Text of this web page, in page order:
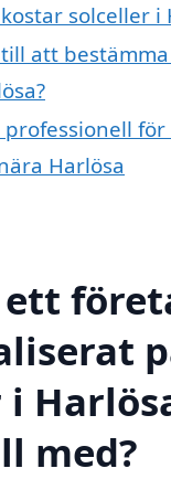
solceller i
att
professionell
Harlösa
med?